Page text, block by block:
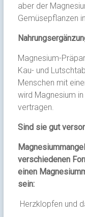
aber der
Gemüsepflanzen
Magnesium-
Kau- und
Menschen mit
wird Magnesium
vertragen.
Sind sie gut
verschiedenen
einen
sein:
Herzklopfen und